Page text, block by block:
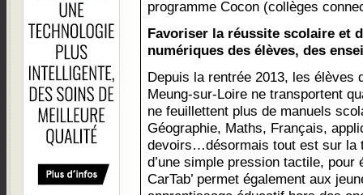
programme Cocon (collèges
Favoriser la réussite scolaire et
numériques des élèves, des
Depuis la rentrée 2013, les élèves
Meung-sur-Loire ne transportent
ne feuillettent plus de manuels
Géographie, Maths, Français,
devoirs…désormais tout est sur la
d’une simple pression tactile,
CarTab’ permet également aux